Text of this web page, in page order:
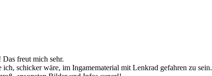
freut mich sehr.
ich, schicker wäre, im Ingamematerial mit Lenkrad gefahren zu sein.